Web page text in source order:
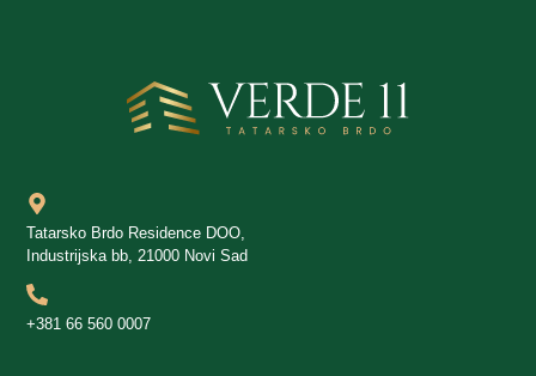
Tatarsko Brdo Residence DOO,
Industrijska bb, 21000 Novi Sad
+381 66 560 0007